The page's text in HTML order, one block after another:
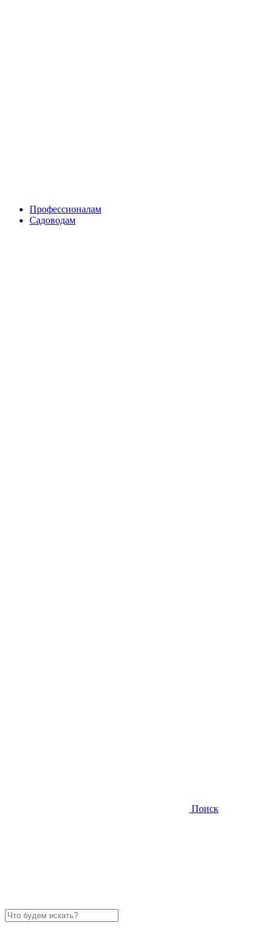
Профессионалам
Садоводам
Поиск